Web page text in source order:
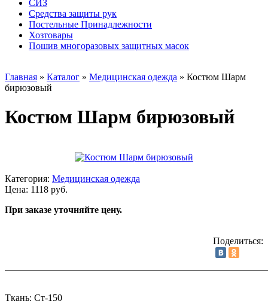
СИЗ
Средства защиты рук
Постельные Принадлежности
Хозтовары
Пошив многоразовых защитных масок
Главная » Каталог » Медицинская одежда » Костюм Шарм
бирюзовый
Костюм Шарм бирюзовый
Категория: Медицинская одежда
Цена: 1118 руб.
При заказе уточняйте цену.
Поделиться:
Ткань: Ст-150